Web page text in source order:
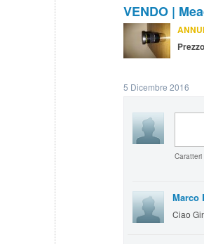
VENDO |
5 Dicembre 2016
Marco
Ciao